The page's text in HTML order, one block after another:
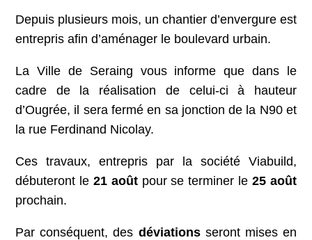
Depuis plusieurs mois, un chantier d’envergure est
entrepris afin d’aménager le boulevard urbain.
La Ville de Seraing vous informe que dans le
cadre de la réalisation de celui-ci à hauteur
d’Ougrée, il sera fermé en sa jonction de la N90 et
la rue Ferdinand Nicolay.
Ces travaux, entrepris par la société Viabuild,
débuteront le 21 aoûtpour se terminer le25 août
prochain.
Par conséquent, des déviationsseront mises en